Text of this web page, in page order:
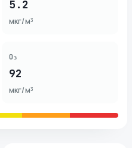
5.2
мкг/м³
O₃
92
мкг/м³